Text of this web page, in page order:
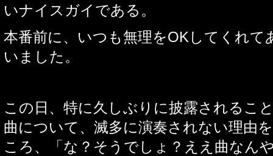
いナイスガイである。
本番前に、いつも無理をOK してくれて
いました。
この日、特に久しぶりに披露されるこ
曲について、滅多に演奏されない理由
ころ、「な？そうでしょ？ええ曲なん